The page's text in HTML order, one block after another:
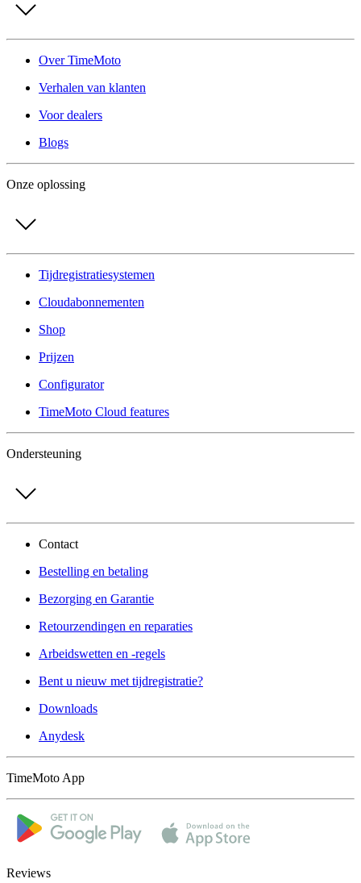
Over TimeMoto
Verhalen van klanten
Voor dealers
Blogs
Onze oplossing
Tijdregistratiesystemen
Cloudabonnementen
Shop
Prijzen
Configurator
TimeMoto Cloud features
Ondersteuning
Contact
Bestelling en betaling
Bezorging en Garantie
Retourzendingen en reparaties
Arbeidswetten en -regels
Bent u nieuw met tijdregistratie?
Downloads
Anydesk
TimeMoto App
Reviews